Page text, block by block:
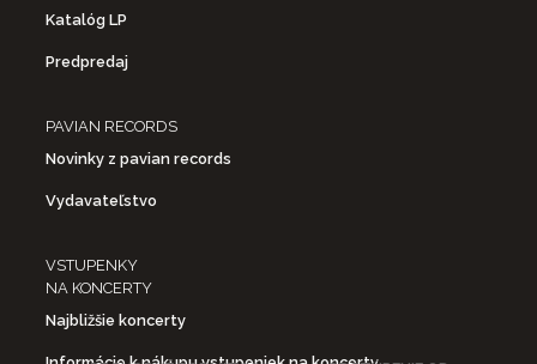
Katalóg LP
Predpredaj
PAVIAN RECORDS
Novinky z pavian records
Vydavateľstvo
VSTUPENKY
NA KONCERTY
Najbližšie koncerty